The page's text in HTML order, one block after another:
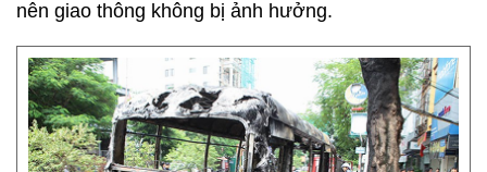
nên giao thông không bị ảnh hưởng.